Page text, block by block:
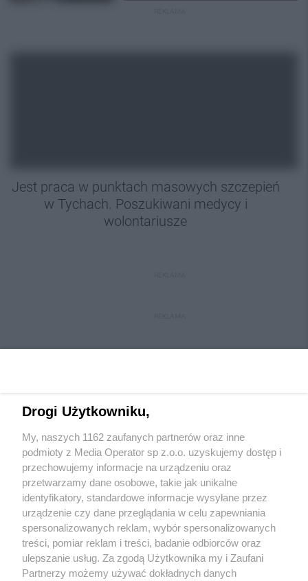
Jest praca w punktach masowych szczepień
w Tychach. Poszukiwani medycy i
wolontariusze
Wydawca mediówlokalnych
Nie zapomnij
zapoznać się z:
polityką prywatności regulamin korzystania z portali
Twojemiasto Skontakuj sięz nami
Drogi Użytkowniku,
My, naszych 1162 zaufanych partnerów oraz inne
podmioty z Media Operator sp z.o.o. uzyskujemy dostęp i
przechowujemy informacje na urządzeniu oraz
przetwarzamy dane osobowe, takie jak unikalne
identyfikatory, standardowe informacje wysyłane przez
urządzenie czy dane przeglądania w celu zapewniania
spersonalizowanych reklam, wybór spersonalizowanych
treści, pomiar reklam i treści, badanie odbiorców oraz
ulepszanie usług. Za zgodą Użytkownika my i Zaufani
Partnerzy możemy używać dokładnych danych